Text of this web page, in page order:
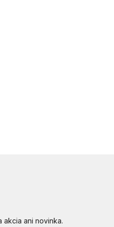
akcia ani novinka.